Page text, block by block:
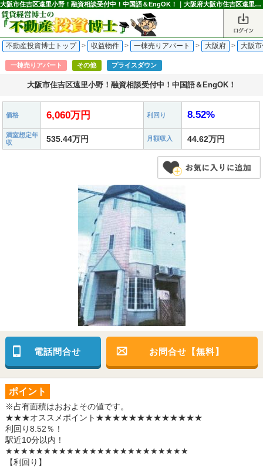
大阪市住吉区遠里小野！融資相談受付中！中国語＆EngOK！｜大阪府大阪市住吉区遠里小野5丁目の一棟売りアパート 6,060万円 我孫子前駅｜不動産投資博士
不動産投資博士トップ > 収益物件 > 一棟売りアパート > 大阪府 > 大阪
一棟売りアパート その他 プライスダウン
大阪市住吉区遠里小野！融資相談受付中！中国語＆EngOK！
価格 6,060万円 利回り 8.52%
満室想定年
収
535.44万円 月額収入 44.62万円
電話問合せ お問合せ【無料】
ポイント
※占有面積はおおよその値です。
★★★オススメポイント★★★★★★★★★★★★★
利回り8.52％！
駅近10分以内！
★★★★★★★★★★★★★★★★★★★★★★★★
【利回り】